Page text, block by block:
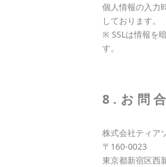
個人情報の入力
しております。
※ SSLは情報を
す。
8.お問
株式会社ティア
〒160-0023
東京都新宿区西